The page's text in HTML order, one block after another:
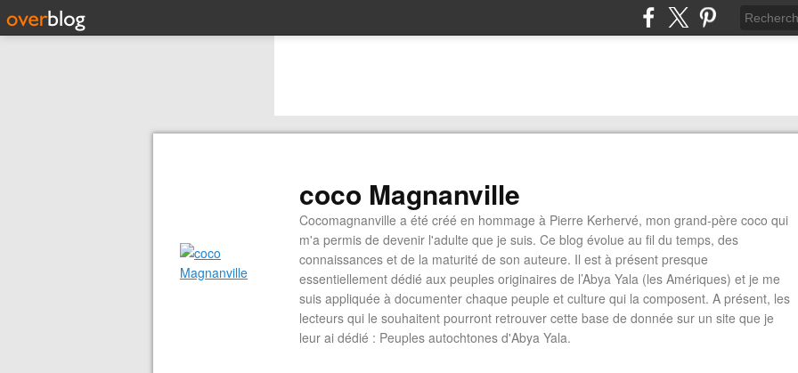
coco Magnanville
Cocomagnanville a été créé en hommage à Pierre Kerhervé, mon grand-père coco qui
m'a permis de devenir l'adulte que je suis. Ce blog évolue au fil du temps, des
connaissances et de la maturité de son auteure. Il est à présent presque
essentiellement dédié aux peuples originaires de l’Abya Yala (les Amériques) et je me
suis appliquée à documenter chaque peuple et culture qui la composent. A présent, les
lecteurs qui le souhaitent pourront retrouver cette base de donnée sur un site que je
leur ai dédié : Peuples autochtones d'Abya Yala.